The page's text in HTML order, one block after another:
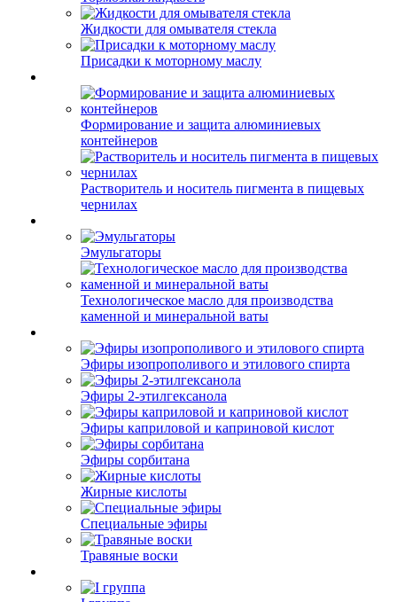
Жидкости для омывателя стекла
Присадки к моторному маслу
Формирование и защита алюминиевых
контейнеров
Растворитель и носитель пигмента в пищевых
чернилах
Эмульгаторы
Технологическое масло для производства
каменной и минеральной ваты
Эфиры изопрополивого и этилового спирта
Эфиры 2-этилгексанола
Эфиры каприловой и каприновой кислот
Эфиры сорбитана
Жирные кислоты
Специальные эфиры
Травяные воски